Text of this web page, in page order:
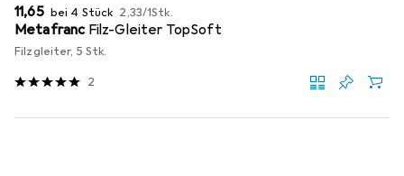
EUR
11,65 bei 4 Stück EUR
2,33/1Stk.
Metafranc Filz-Gleiter TopSoft
Filzgleiter, 5 Stk.
2